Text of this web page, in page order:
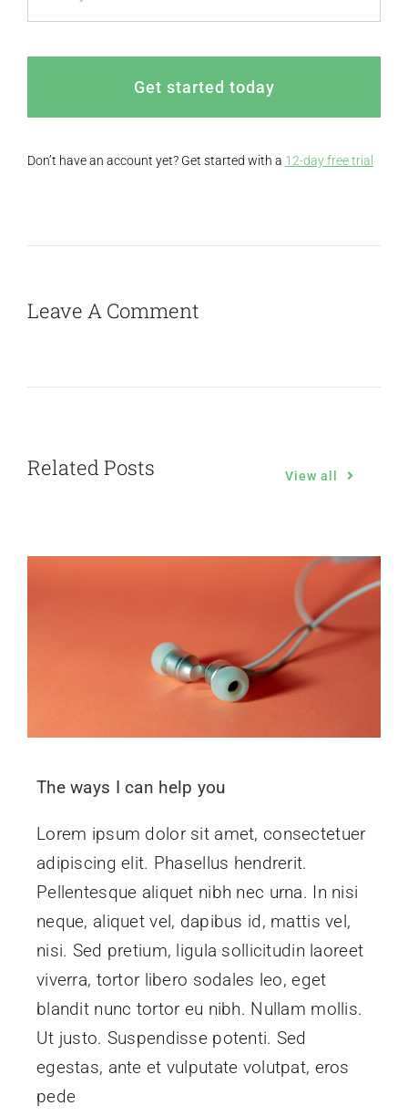
Get started today
Don’t have an account yet? Get started with a 12-day free trial
Leave A Comment
Related Posts View all
The ways I can help you
Lorem ipsum dolor sit amet, consectetuer
adipiscing elit. Phasellus hendrerit.
Pellentesque aliquet nibh nec urna. In nisi
neque, aliquet vel, dapibus id, mattis vel,
nisi. Sed pretium, ligula sollicitudin laoreet
viverra, tortor libero sodales leo, eget
blandit nunc tortor eu nibh. Nullam mollis.
Ut justo. Suspendisse potenti. Sed
egestas, ante et vulputate volutpat, eros
pede